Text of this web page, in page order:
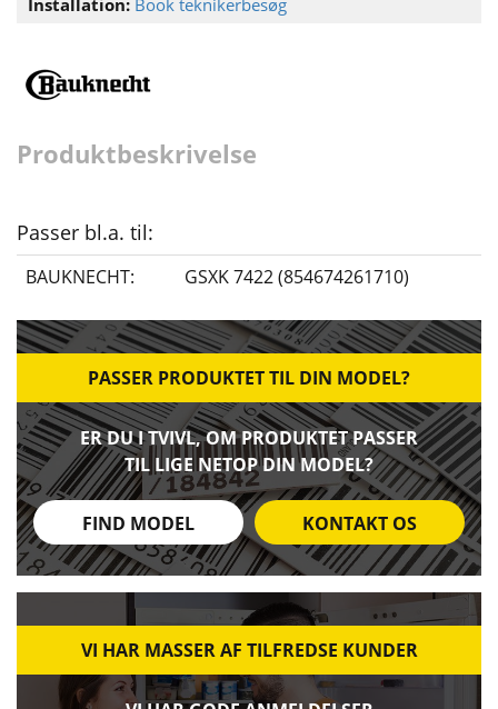
Installation: Book teknikerbesøg
Produktbeskrivelse
Passer bl.a. til:
BAUKNECHT: GSXK 7422 (854674261710)
PASSER PRODUKTET TIL DIN MODEL?
ER DU I TVIVL, OM PRODUKTET PASSER
TIL LIGE NETOP DIN MODEL?
FIND MODEL KONTAKT OS
VI HAR MASSER AF TILFREDSE KUNDER